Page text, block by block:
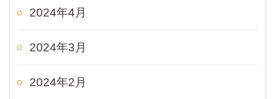
2024年4月
2024年3月
2024年2月